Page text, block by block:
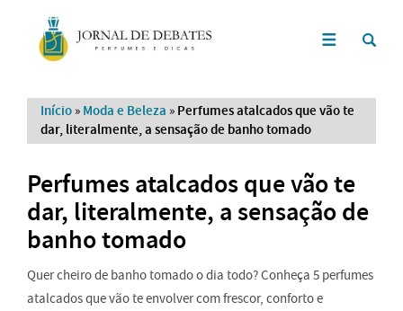
Início » Moda e Beleza » Perfumes atalcados que vão te
dar, literalmente, a sensação de banho tomado
Perfumes atalcados que vão te
dar, literalmente, a sensação de
banho tomado
Quer cheiro de banho tomado o dia todo? Conheça 5 perfumes
atalcados que vão te envolver com frescor, conforto e